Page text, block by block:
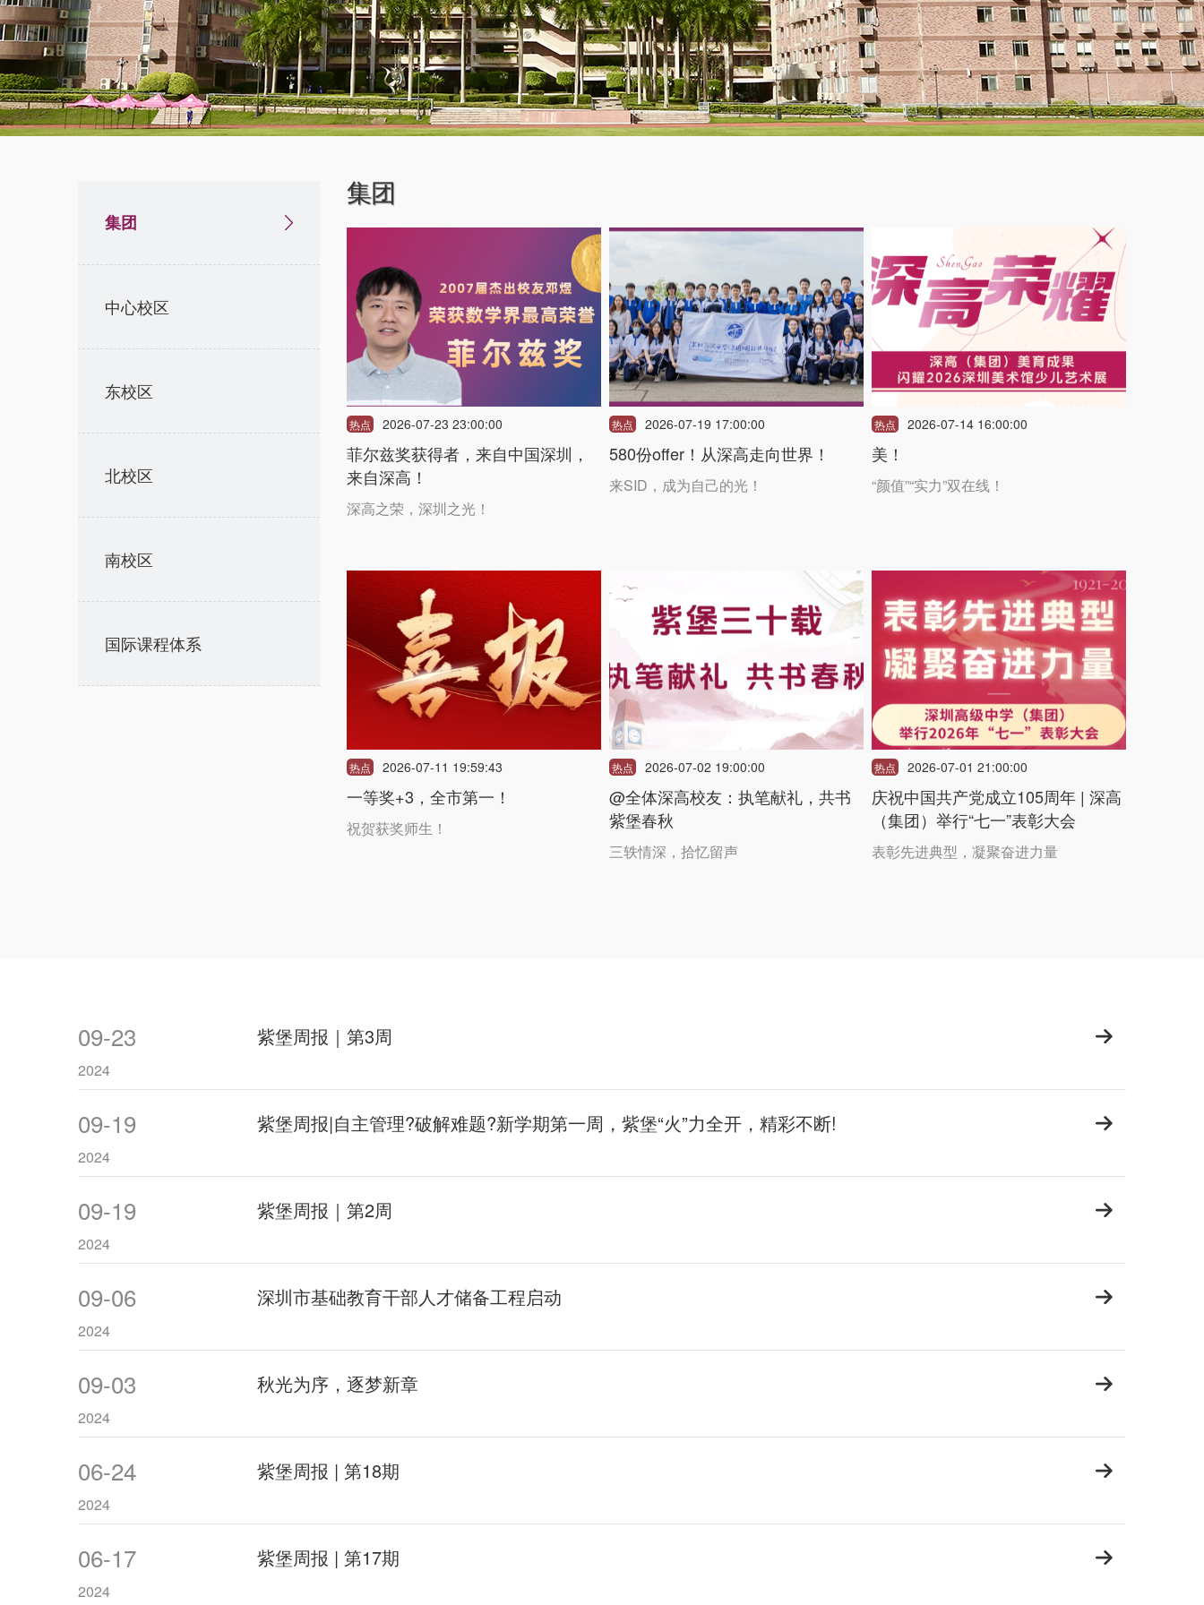
集团
中心校区
东校区
北校区
南校区
国际课程体系
集团
热点 2026-07-23 23:00:00
菲尔兹奖获得者，来自中国深圳，
来自深高！
深高之荣，深圳之光！
热点 2026-07-19 17:00:00
580份offer！从深高走向世界！
来SID，成为自己的光！
热点 2026-07-14 16:00:00
美！
“颜值”“实力”双在线！
热点 2026-07-11 19:59:43
一等奖+3，全市第一！
祝贺获奖师生！
热点 2026-07-02 19:00:00
@全体深高校友：执笔献礼，共书
紫堡春秋
三轶情深，拾忆留声
热点 2026-07-01 21:00:00
庆祝中国共产党成立105周年 | 深高
（集团）举行“七一”表彰大会
表彰先进典型，凝聚奋进力量
09-23
2024
紫堡周报｜第3周
09-19
2024
紫堡周报|自主管理?破解难题?新学期第一周，紫堡“火”力全开，精彩不断!
09-19
2024
紫堡周报｜第2周
09-06
2024
深圳市基础教育干部人才储备工程启动
09-03
2024
秋光为序，逐梦新章
06-24
2024
紫堡周报 | 第18期
06-17
2024
紫堡周报 | 第17期